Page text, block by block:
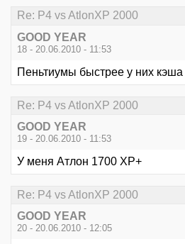
Re: P4 vs AtlonXP 2000
GOOD YEAR
18 - 20.06.2010 - 11:53
Пеньтиумы быстрее у них
Re: P4 vs AtlonXP 2000
GOOD YEAR
19 - 20.06.2010 - 11:53
У меня Атлон 1700 ХР+
Re: P4 vs AtlonXP 2000
GOOD YEAR
20 - 20.06.2010 - 12:05